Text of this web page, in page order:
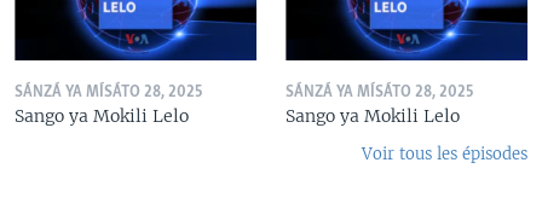
SÁNZÁ YA MÍSÁTO 28, 2025
Sango ya Mokili Lelo
SÁNZÁ YA MÍSÁTO 28, 2025
Sango ya Mokili Lelo
Voir tous les épisodes